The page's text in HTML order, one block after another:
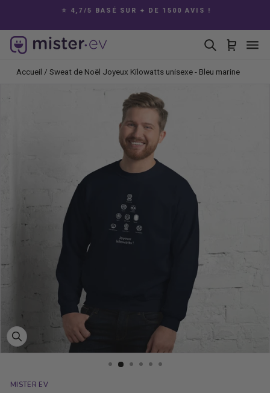
contenu
⭐ 4,7/5 BASÉ SUR + DE 1500 AVIS !
Rechercher
Panier
Accueil / Sweat de Noël Joyeux Kilowatts unisexe - Bleu marine
Fermer
(Esc)
MISTER EV